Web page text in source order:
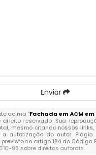
Enviar
acima "Fachada em ACM
direito reservado. Sua
mesmo citando nossos links,
a autorização do autor. Plágio
no artigo 184 do Código
98 sobre direitos autorais.